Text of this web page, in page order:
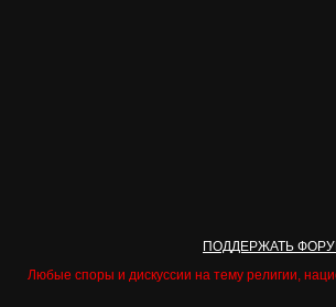
ПОДДЕРЖАТЬ
Любые споры и дискуссии на тему религии,